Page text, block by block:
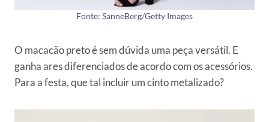
Fonte: SanneBerg/Getty Images
O macacão preto é sem dúvida uma peça versátil. E
ganha ares diferenciados de acordo com os acessórios.
Para a festa, que tal incluir um cinto metalizado?